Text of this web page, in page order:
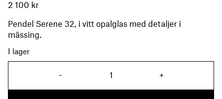
2 100 kr
Pendel Serene 32, i vitt opalglas med detaljer i
mässing.
I lager
- Pendel Serene 32 mängd
+